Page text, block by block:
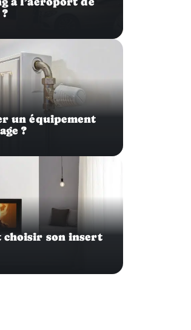
un équipement
?
choisir son insert